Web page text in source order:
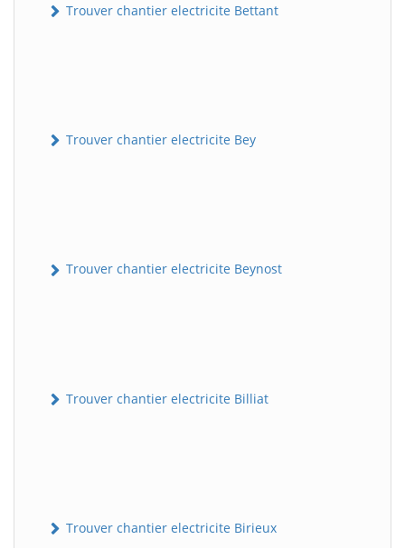
Trouver chantier electricite Bettant
Trouver chantier electricite Bey
Trouver chantier electricite Beynost
Trouver chantier electricite Billiat
Trouver chantier electricite Birieux